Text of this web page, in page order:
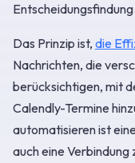
Entscheidungsfindung.
Das Prinzip ist, die
Nachrichten, die
berücksichtigen, mit
Calendly-Termine
automatisieren ist
auch eine